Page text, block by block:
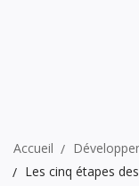
Accueil
Les cinq étapes